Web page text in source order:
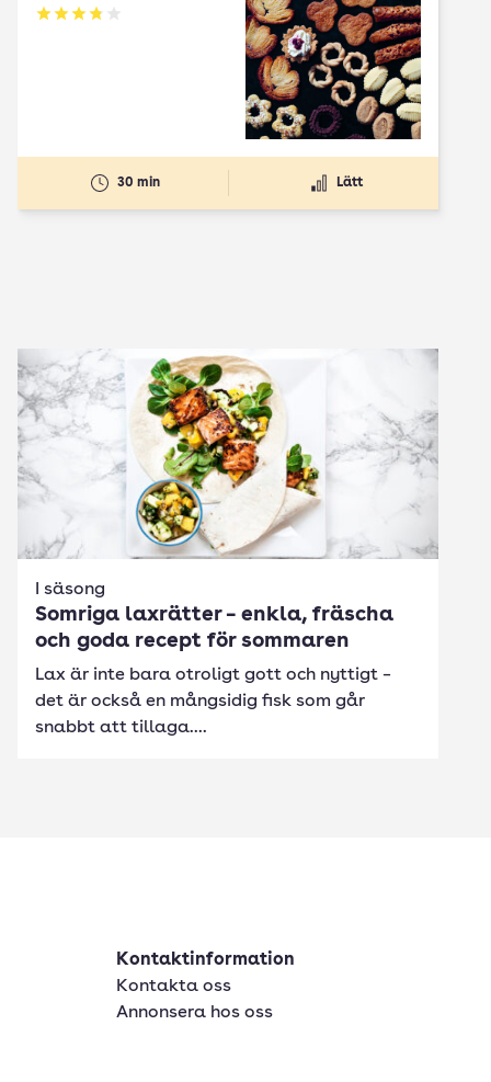
Betyg: 3.78 av 5
30 min Lätt
I säsong
Somriga laxrätter – enkla, fräscha
och goda recept för sommaren
Lax är inte bara otroligt gott och nyttigt –
det är också en mångsidig fisk som går
snabbt att tillaga....
Kontaktinformation
Kontakta oss
Annonsera hos oss